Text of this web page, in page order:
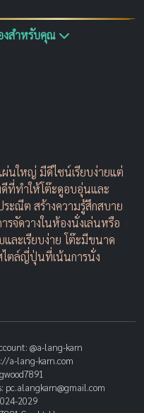
งสำหรับคุณ
นใหญ่ มีดีไซน์เรียบง่ายแต่
ที่ทำให้โต๊ะดูอบอุ่นและ
ะณีต สร้างความรู้สึกสบาย
รจัดวางในห้องนั่งเล่นหรือ
ละเรียบง่าย โต๊ะมีขนาด
ไตล์ญี่ปุ่นที่เน้นการนั่ง
@a-lang-karn
a-lang-karn.com
pc.alangkarn@gmail.com
2029